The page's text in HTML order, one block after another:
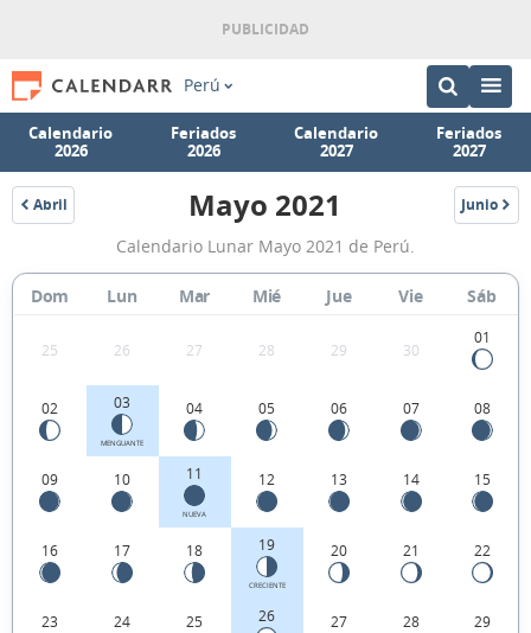
Perú
Calendario
2026
Feriados
2026
Calendario
2027
Feriados
2027
Abril
2021
Calendario
Lunar
Mayo
Perú.
Mayo 2021 Junio
2021
Calendario Lunar Mayo 2021 de Perú.
Dom Lun Mar Mié Jue Vie Sáb
25 26 27 28 29 30
01
02 03
MENGUANTE
04 05 06 07 08
09 10 11
NUEVA
12 13 14 15
16 17 18 19
CRECIENTE
20 21 22
23 24 25 26 27 28 29